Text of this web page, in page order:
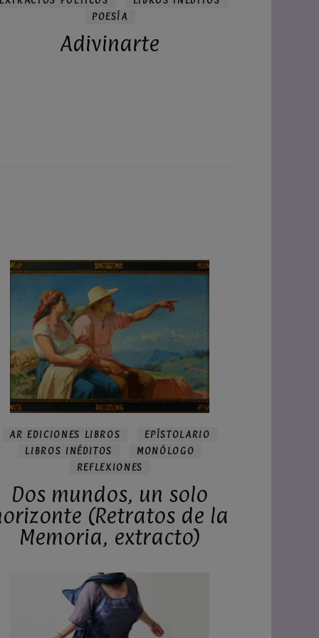
POESÍA
Adivinarte
AR EDICIONES LIBROS
EPÍSTOLARIO
LIBROS INÉDITOS
MONÓLOGO
REFLEXIONES
Dos mundos, un solo
(Retratos de la
Memoria, extracto)